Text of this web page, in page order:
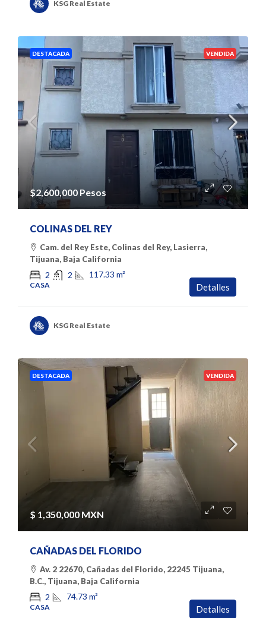
KSG Real Estate
DESTACADA VENDIDA
$2,600,000 Pesos
COLINAS DEL REY
Cam. del Rey Este, Colinas del Rey, Lasierra,
Tijuana, Baja California
2 2 117.33 m²
CASA Detalles
KSG Real Estate
DESTACADA VENDIDA
$ 1,350,000 MXN
CAÑADAS DEL FLORIDO
Av. 2 22670, Cañadas del Florido, 22245 Tijuana,
B.C., Tijuana, Baja California
2 74.73 m²
CASA Detalles